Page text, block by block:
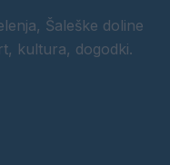
Šaleške doline
kultura, dogodki.